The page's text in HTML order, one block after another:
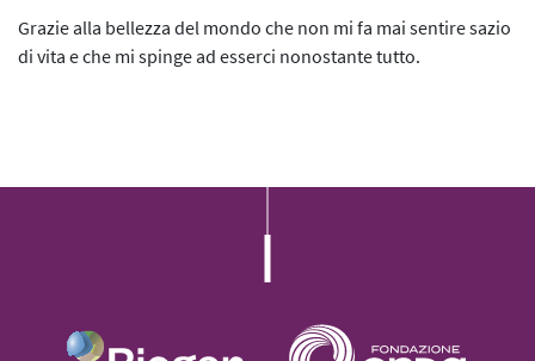
L’iniziativa 2022
L’iniziativa 2023
L’iniziativa 2025
Grazie alla bellezza del mondo che non mi fa mai sentire sazio
di vita e che mi spinge ad esserci nonostante tutto.